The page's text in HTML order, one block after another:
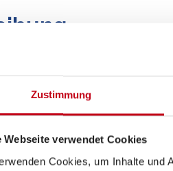
Zustimmung
Webseite verwendet Cookies
Cookies, um Inhalte und